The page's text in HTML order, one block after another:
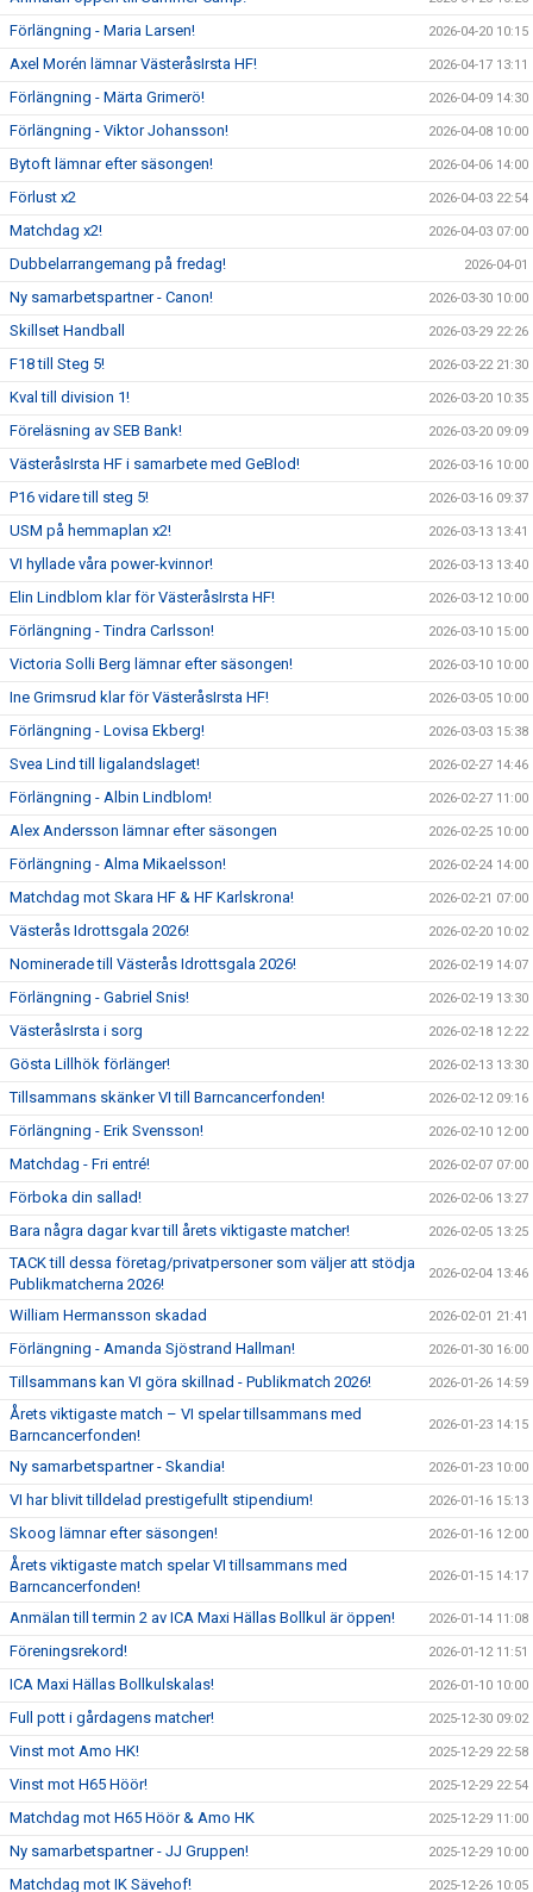
Förlängning - Maria Larsen! 2026-04-20 10:15
Axel Morén lämnar VästeråsIrsta HF! 2026-04-17 13:11
Förlängning - Märta Grimerö! 2026-04-09 14:30
Förlängning - Viktor Johansson! 2026-04-08 10:00
Bytoft lämnar efter säsongen! 2026-04-06 14:00
Förlust x2 2026-04-03 22:54
Matchdag x2! 2026-04-03 07:00
Dubbelarrangemang på fredag! 2026-04-01
Ny samarbetspartner - Canon! 2026-03-30 10:00
Skillset Handball 2026-03-29 22:26
F18 till Steg 5! 2026-03-22 21:30
Kval till division 1! 2026-03-20 10:35
Föreläsning av SEB Bank! 2026-03-20 09:09
VästeråsIrsta HF i samarbete med GeBlod! 2026-03-16 10:00
P16 vidare till steg 5! 2026-03-16 09:37
USM på hemmaplan x2! 2026-03-13 13:41
VI hyllade våra power-kvinnor! 2026-03-13 13:40
Elin Lindblom klar för VästeråsIrsta HF! 2026-03-12 10:00
Förlängning - Tindra Carlsson! 2026-03-10 15:00
Victoria Solli Berg lämnar efter säsongen! 2026-03-10 10:00
Ine Grimsrud klar för VästeråsIrsta HF! 2026-03-05 10:00
Förlängning - Lovisa Ekberg! 2026-03-03 15:38
Svea Lind till ligalandslaget! 2026-02-27 14:46
Förlängning - Albin Lindblom! 2026-02-27 11:00
Alex Andersson lämnar efter säsongen 2026-02-25 10:00
Förlängning - Alma Mikaelsson! 2026-02-24 14:00
Matchdag mot Skara HF & HF Karlskrona! 2026-02-21 07:00
Västerås Idrottsgala 2026! 2026-02-20 10:02
Nominerade till Västerås Idrottsgala 2026! 2026-02-19 14:07
Förlängning - Gabriel Snis! 2026-02-19 13:30
VästeråsIrsta i sorg 2026-02-18 12:22
Gösta Lillhök förlänger! 2026-02-13 13:30
Tillsammans skänker VI till Barncancerfonden! 2026-02-12 09:16
Förlängning - Erik Svensson! 2026-02-10 12:00
Matchdag - Fri entré! 2026-02-07 07:00
Förboka din sallad! 2026-02-06 13:27
Bara några dagar kvar till årets viktigaste matcher! 2026-02-05 13:25
TACK till dessa företag/privatpersoner som väljer att stödja
Publikmatcherna 2026!
2026-02-04 13:46
William Hermansson skadad 2026-02-01 21:41
Förlängning - Amanda Sjöstrand Hallman! 2026-01-30 16:00
Tillsammans kan VI göra skillnad - Publikmatch 2026! 2026-01-26 14:59
Årets viktigaste match – VI spelar tillsammans med
Barncancerfonden!
2026-01-23 14:15
Ny samarbetspartner - Skandia! 2026-01-23 10:00
VI har blivit tilldelad prestigefullt stipendium! 2026-01-16 15:13
Skoog lämnar efter säsongen! 2026-01-16 12:00
Årets viktigaste match spelar VI tillsammans med
Barncancerfonden!
2026-01-15 14:17
Anmälan till termin 2 av ICA Maxi Hällas Bollkul är öppen! 2026-01-14 11:08
Föreningsrekord! 2026-01-12 11:51
ICA Maxi Hällas Bollkulskalas! 2026-01-10 10:00
Full pott i gårdagens matcher! 2025-12-30 09:02
Vinst mot Amo HK! 2025-12-29 22:58
Vinst mot H65 Höör! 2025-12-29 22:54
Matchdag mot H65 Höör & Amo HK 2025-12-29 11:00
Ny samarbetspartner - JJ Gruppen! 2025-12-29 10:00
Matchdag mot IK Sävehof! 2025-12-26 10:05